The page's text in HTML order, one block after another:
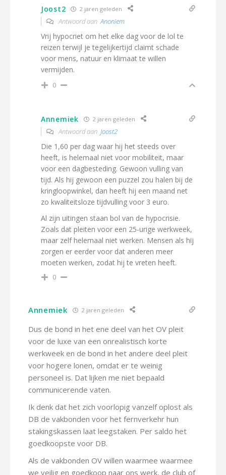
Joost2 2 jaren geleden
Antwoord aanAnoniem
Vrij hypocriet om het elke dag voor de lol te
reizen terwijl je tegelijkertijd claimt schade
voor mens, natuur en klimaat te willen
vermijden.
0
Annemiek 2 jaren geleden
Antwoord aan Joost2
Die 1,60 per dag waar hij het steeds over
heeft, is helemaal niet voor mobiliteit, maar
voor een dagbesteding. Gewoon vulling van
tijd. Als hij gewoon een puzzel zou halen bij de
kringloopwinkel, dan heeft hij een maand net
zo kwaliteitsloze tijdvulling voor 3 euro.
Al zijn uitingen staan bol van de hypocrisie.
Zoals dat pleiten voor een 25-urige werkweek,
maar zelf helemaal niet werken. Mensen als hij
zorgen er eerder voor dat anderen meer
moeten werken, zodat hij te vreten heeft.
0
Annemiek 2 jaren geleden
Dus de bond in het ene deel van het OV pleit
voor de luxe van een onrealistisch korte
werkweek en de bond in het andere deel pleit
voor hogere lonen, omdat er te weinig
personeel is. Dat lijken me niet bepaald
communicerende vaten.
Ik denk dat het zich voorlopig vanzelf oplost als
DB de vakbonden voor het fernverkehr hun
stakingskassen laat leegstaken. Per saldo het
goedkoopste voor DB.
Als de vakbonden OV willen waarmee waarmee
we veilig en goedkoop naar ons werk, de club of